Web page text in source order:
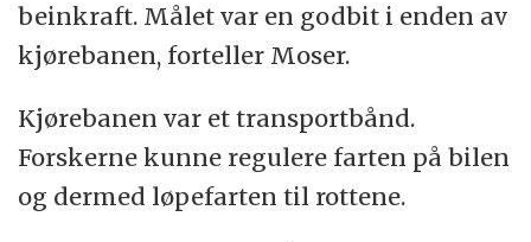
beinkraft. Målet var en godbit i enden av
kjørebanen, forteller Moser.
Kjørebanen var et transportbånd.
Forskerne kunne regulere farten på bilen
og dermed løpefarten til rottene.